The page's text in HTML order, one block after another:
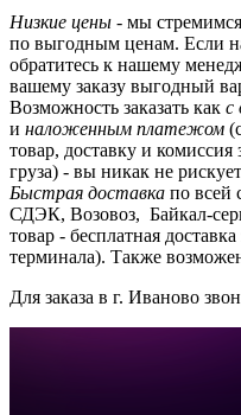
Низкие цены - мы
по выгодным ценам. Если
обратитесь к нашему
вашему заказу выгодный
Возможность заказать как с
и наложенным платежом
товар, доставку и
груза) - вы никак не
Быстрая доставка по всей
СДЭК, Возовоз, Байкал-
товар - бесплатная
терминала). Также
Для заказа в г. Иваново